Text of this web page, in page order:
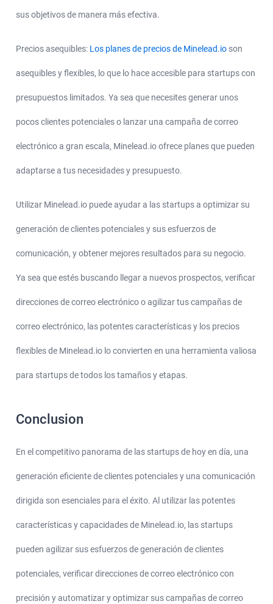
sus objetivos de manera más efectiva.
Precios asequibles: Los planes de precios de Minelead.io son
asequibles y flexibles, lo que lo hace accesible para startups con
presupuestos limitados. Ya sea que necesites generar unos
pocos clientes potenciales o lanzar una campaña de correo
electrónico a gran escala, Minelead.io ofrece planes que pueden
adaptarse a tus necesidades y presupuesto.
Utilizar Minelead.io puede ayudar a las startups a optimizar su
generación de clientes potenciales y sus esfuerzos de
comunicación, y obtener mejores resultados para su negocio.
Ya sea que estés buscando llegar a nuevos prospectos, verificar
direcciones de correo electrónico o agilizar tus campañas de
correo electrónico, las potentes características y los precios
flexibles de Minelead.io lo convierten en una herramienta valiosa
para startups de todos los tamaños y etapas.
Conclusion
En el competitivo panorama de las startups de hoy en día, una
generación eficiente de clientes potenciales y una comunicación
dirigida son esenciales para el éxito. Al utilizar las potentes
características y capacidades de Minelead.io, las startups
pueden agilizar sus esfuerzos de generación de clientes
potenciales, verificar direcciones de correo electrónico con
precisión y automatizar y optimizar sus campañas de correo